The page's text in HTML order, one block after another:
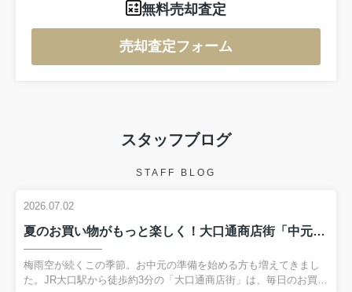
無料売却査定
売却査定フォーム
スタッフブログ
STAFF BLOG
2026.07.02
夏のお買い物がもっと楽しく！大口通商店街「中元大売出し」で運試し♪
梅雨空が続くこの季節。お中元の準備を始める方も増えてきまし
た。JR大口駅から徒歩約3分の「大口通商店街」は、毎日のお買い